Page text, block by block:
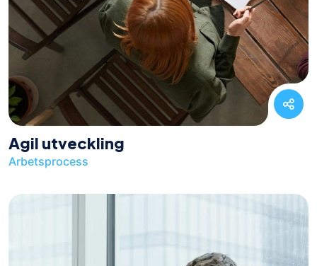
Agil utveckling
Arbetsprocess